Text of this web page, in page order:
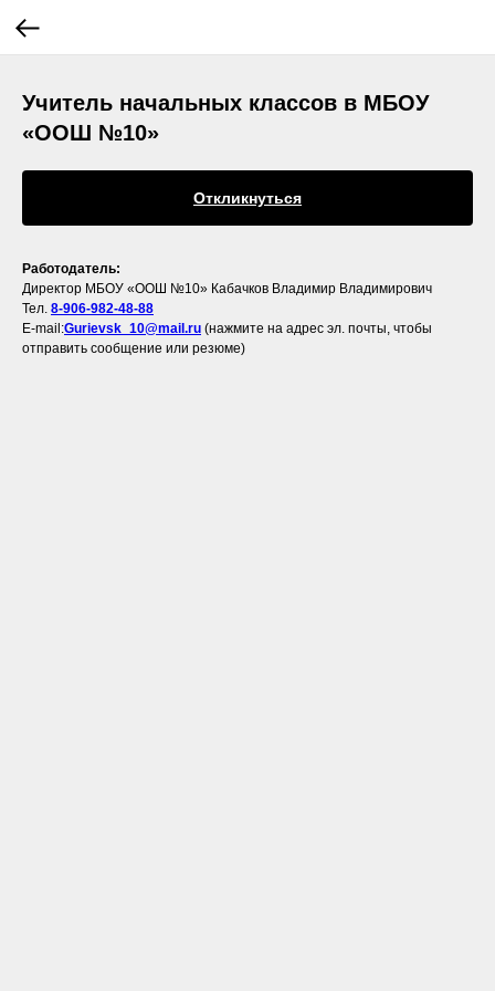
Учитель начальных классов в МБОУ
«ООШ №10»
Откликнуться
Работодатель:
Директор МБОУ «ООШ №10» Кабачков Владимир Владимирович
Тел. 8-906-982-48-88
E-mail:Gurievsk_10@mail.ru (нажмите на адрес эл. почты, чтобы
отправить сообщение или резюме)